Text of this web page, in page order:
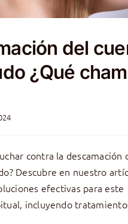
del
¿Qué
contra la descamación
Descubre en nuestro
efectivas para este
incluyendo